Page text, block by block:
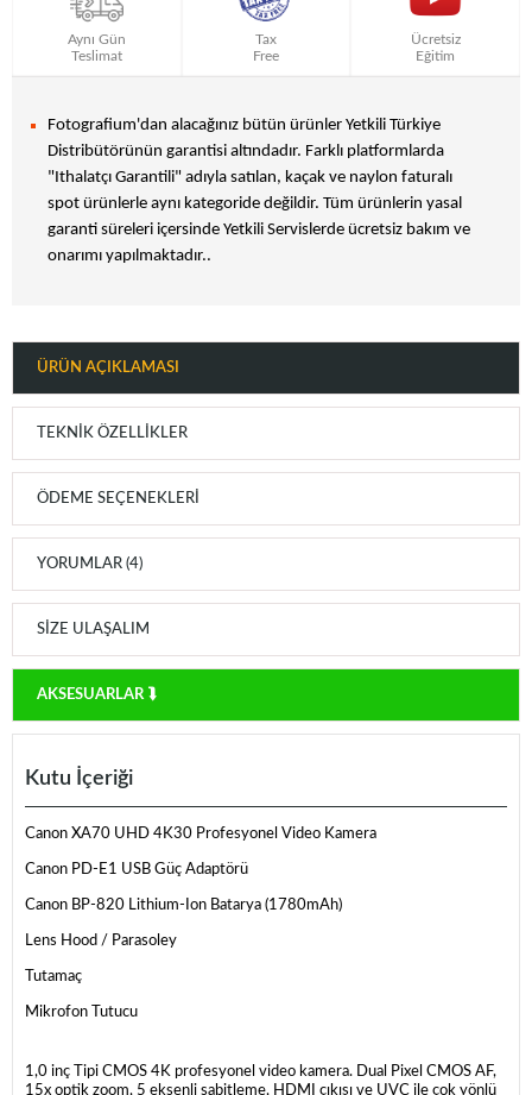
Aynı Gün
Teslimat
Tax
Free
Ücretsiz
Eğitim
Fotografium'dan alacağınız bütün ürünler Yetkili Türkiye
Distribütörünün garantisi altındadır. Farklı platformlarda
"Ithalatçı Garantili" adıyla satılan, kaçak ve naylon faturalı
spot ürünlerle aynı kategoride değildir. Tüm ürünlerin yasal
garanti süreleri içersinde Yetkili Servislerde ücretsiz bakım ve
onarımı yapılmaktadır..
ÜRÜN AÇIKLAMASI
TEKNIK ÖZELLIKLER
ÖDEME SEÇENEKLERI
YORUMLAR (4)
SIZE ULAŞALIM
AKSESUARLAR ⮯
1,0 inç Tipi CMOS 4K profesyonel video kamera. Dual Pixel CMOS AF,
15x optik zoom, 5 eksenli sabitleme, HDMI çıkışı ve UVC ile çok yönlü
Kutu İçeriği
Canon XA70 UHD 4K30 Profesyonel Video Kamera
Canon PD-E1 USB Güç Adaptörü
Canon BP-820 Lithium-Ion Batarya (1780mAh)
Lens Hood / Parasoley
Tutamaç
Mikrofon Tutucu